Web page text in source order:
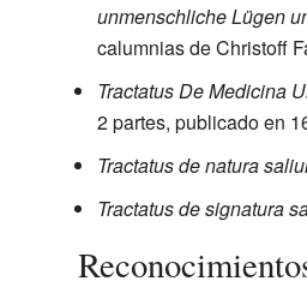
unmenschliche Lügen
calumnias de Christoff
Tractatus De Medicina
2 partes, publicado en
Tractatus de natura
Tractatus de signatura